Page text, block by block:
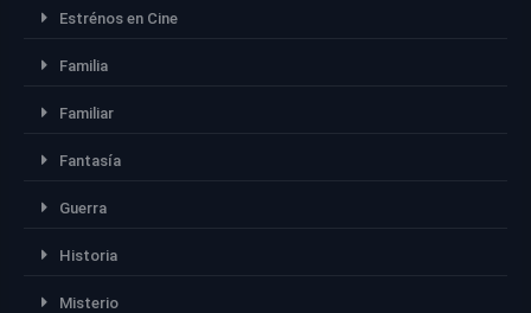
Estrénos en Cine
Familia
Familiar
Fantasía
Guerra
Historia
Misterio